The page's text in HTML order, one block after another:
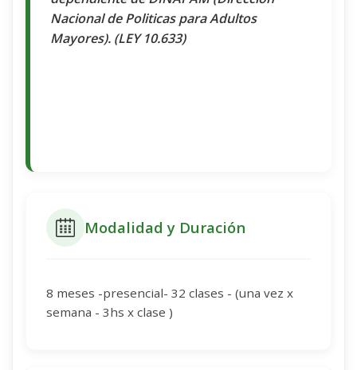
Nacional de Politicas para Adultos
Mayores). (LEY 10.633)
Modalidad y Duración
8 meses -presencial- 32 clases - (una vez x
semana - 3hs x clase )